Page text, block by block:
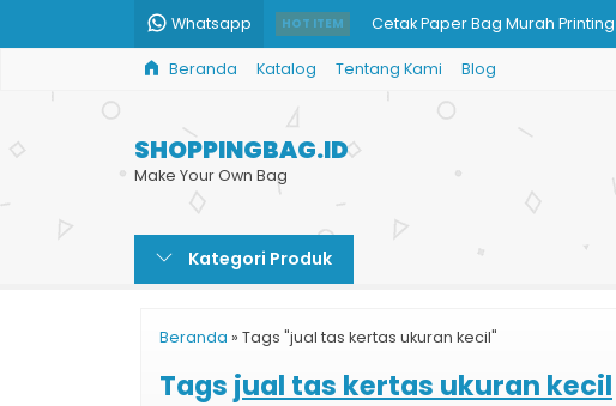
Whatsapp HOT ITEM Cetak Paper Bag Murah Printing
Tas Belanja dari Kertas
Pesan Tas Kertas Murah Custom
Jual Paper Bag Karton
Pesan Paper Bag Coklat
Beranda Katalog Tentang Kami Blog
SHOPPINGBAG.ID
Make Your Own Bag
Kategori Produk
Beranda » Tags "jual tas kertas ukuran kecil"
Tags jual tas kertas ukuran kecil